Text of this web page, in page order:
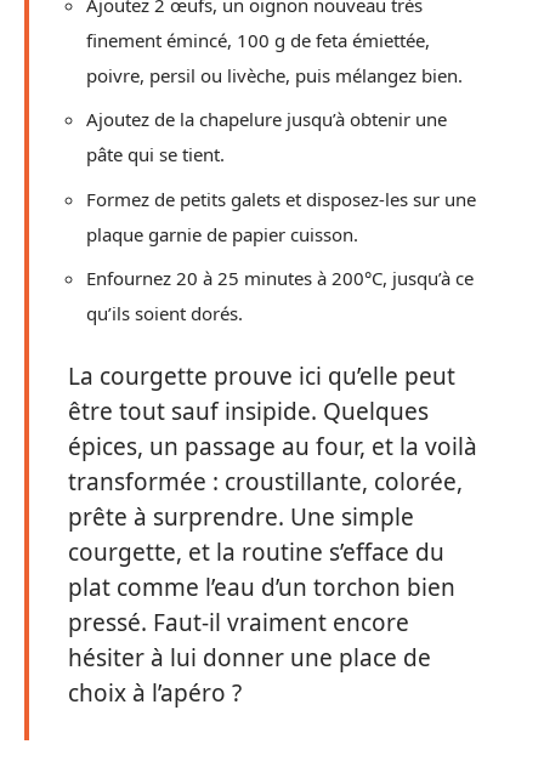
Ajoutez 2 œufs, un oignon nouveau très
finement émincé, 100 g de feta émiettée,
poivre, persil ou livèche, puis mélangez bien.
Ajoutez de la chapelure jusqu’à obtenir une
pâte qui se tient.
Formez de petits galets et disposez-les sur une
plaque garnie de papier cuisson.
Enfournez 20 à 25 minutes à 200°C, jusqu’à ce
qu’ils soient dorés.
La courgette prouve ici qu’elle peut
être tout sauf insipide. Quelques
épices, un passage au four, et la voilà
transformée : croustillante, colorée,
prête à surprendre. Une simple
courgette, et la routine s’efface du
plat comme l’eau d’un torchon bien
pressé. Faut-il vraiment encore
hésiter à lui donner une place de
choix à l’apéro ?